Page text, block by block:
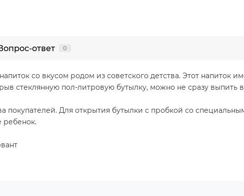
ответ 0
со вкусом родом из советского детства. Этот напиток
стеклянную пол-литровую бутылку, можно не сразу выпить
покупателей. Для открытия бутылки с пробкой со
ребенок.